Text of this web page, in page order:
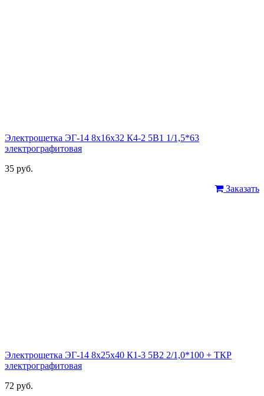
Электрощетка ЭГ-14 8х16х32 К4-2 5В1 1/1,5*63
электрографитовая
35 руб.
Заказать
Электрощетка ЭГ-14 8х25х40 К1-3 5В2 2/1,0*100 + ТКР
электрографитовая
72 руб.